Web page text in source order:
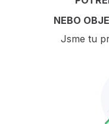
NEBO
Jsme tu